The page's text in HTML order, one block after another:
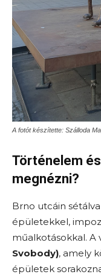
A fotót készítette: Szálloda
Történelem
megnézni?
Brno utcáin
épületekkel,
műalkotásokkal. A
Svobody), amely
épületek